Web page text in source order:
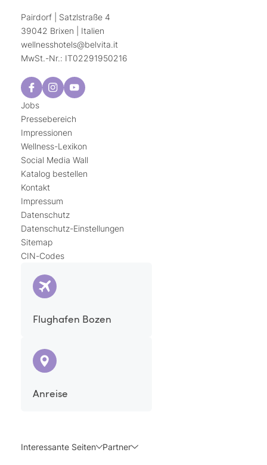
Pairdorf | Satzlstraße 4
39042 Brixen | Italien
wellnesshotels@belvita.it
MwSt.-Nr.: IT02291950216
Jobs
Pressebereich
Impressionen
Wellness-Lexikon
Social Media Wall
Katalog bestellen
Kontakt
Impressum
Datenschutz
Datenschutz-Einstellungen
Sitemap
CIN-Codes
Flughafen Bozen
Anreise
Interessante Seiten Partner